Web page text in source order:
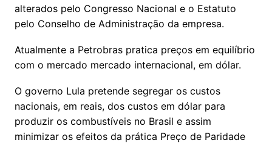
alterados pelo Congresso Nacional e o Estatuto
pelo Conselho de Administração da empresa.
Atualmente a Petrobras pratica preços em equilíbrio
com o mercado mercado internacional, em dólar.
O governo Lula pretende segregar os custos
nacionais, em reais, dos custos em dólar para
produzir os combustíveis no Brasil e assim
minimizar os efeitos da prática Preço de Paridade